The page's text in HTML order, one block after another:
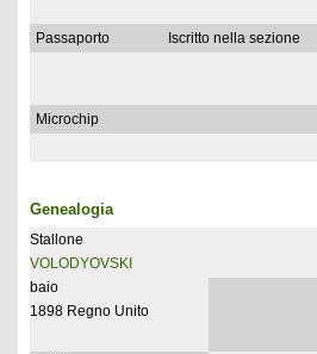
Passaporto Iscritto nella sezione
Microchip
Genealogia
Stallone
VOLODYOVSKI
baio
1898 Regno Unito